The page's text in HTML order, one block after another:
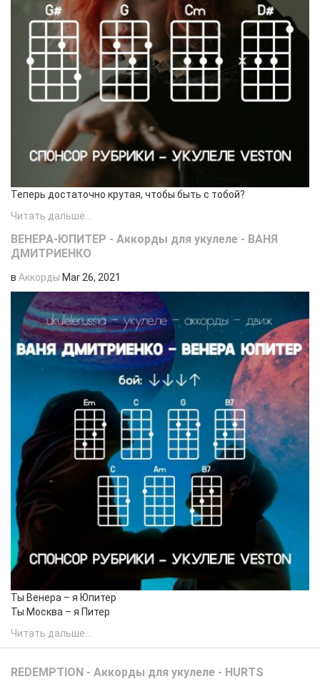
Теперь достаточно крутая, чтобы быть с тобой?
Читать дальше...
ВЕНЕРА-ЮПИТЕР - Аккорды для укулеле - ВАНЯ
ДМИТРИЕНКО
в Аккорды Mar 26, 2021
Ты Венера – я Юпитер
Ты Москва – я Питер
Читать дальше...
REDEMPTION - Аккорды для укулеле - HURTS